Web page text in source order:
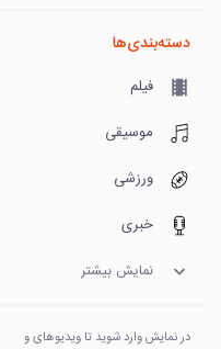
دسته‌بندی‌ها
فیلم
موسیقی
ورزشی
خبری
نمایش بیشتر
در نمایش وارد شوید تا ویدیوهای و